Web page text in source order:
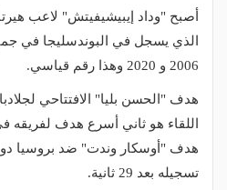
أصبح "وداد إيبيشيفيتش" لاعب
الذي يسجل في البوندسليجا في
2006 و 2020 وهذا رقم قياسي.
اللقاء هو ثاني أسرع هدف لفريقه
تسجيله بعد 29 ثانية.